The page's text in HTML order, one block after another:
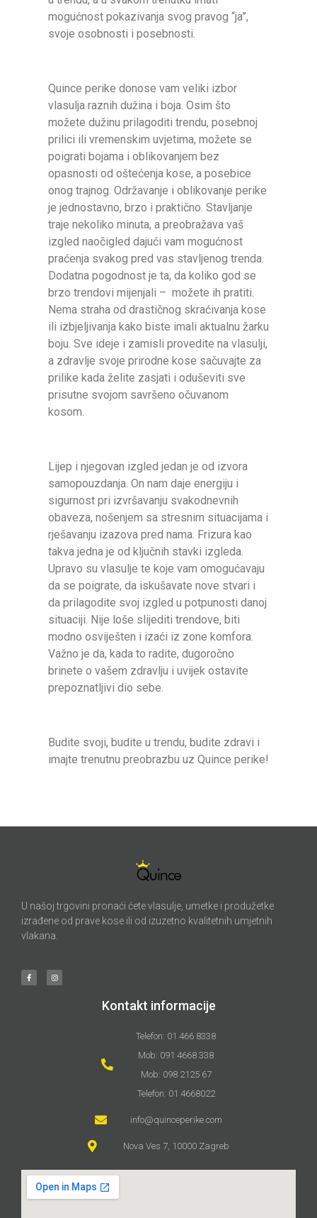
mogućnost pokazivanja svog pravog “ja”,
svoje osobnosti i posebnosti.
Quince perike donose vam veliki izbor
vlasulja raznih dužina i boja. Osim što
možete dužinu prilagoditi trendu, posebnoj
prilici ili vremenskim uvjetima, možete se
poigrati bojama i oblikovanjem bez
opasnosti od oštećenja kose, a posebice
onog trajnog. Održavanje i oblikovanje perike
je jednostavno, brzo i praktično. Stavljanje
traje nekoliko minuta, a preobražava vaš
izgled naočigled dajući vam mogućnost
praćenja svakog pred vas stavljenog trenda.
Dodatna pogodnost je ta, da koliko god se
brzo trendovi mijenjali – možete ih pratiti.
Nema straha od drastičnog skraćivanja kose
ili izbjeljivanja kako biste imali aktualnu žarku
boju. Sve ideje i zamisli provedite na vlasulji,
a zdravlje svoje prirodne kose sačuvajte za
prilike kada želite zasjati i oduševiti sve
prisutne svojom savršeno očuvanom
kosom.
Lijep i njegovan izgled jedan je od izvora
samopouzdanja. On nam daje energiju i
sigurnost pri izvršavanju svakodnevnih
obaveza, nošenjem sa stresnim situacijama i
rješavanju izazova pred nama. Frizura kao
takva jedna je od ključnih stavki izgleda.
Upravo su vlasulje te koje vam omogućavaju
da se poigrate, da iskušavate nove stvari i
da prilagodite svoj izgled u potpunosti danoj
situaciji. Nije loše slijediti trendove, biti
modno osviješten i izaći iz zone komfora.
Važno je da, kada to radite, dugoročno
brinete o vašem zdravlju i uvijek ostavite
prepoznatljivi dio sebe.
Budite svoji, budite u trendu, budite zdravi i
imajte trenutnu preobrazbu uz Quince perike!
U našoj trgovini pronaći ćete vlasulje, umetke i produžetke
izrađene od prave kose ili od izuzetno kvalitetnih umjetnih
vlakana.
Kontakt informacije
Telefon: 01 466 8338
Mob: 091 4668 338
Mob: 098 2125 67
Telefon: 01 4668022
info@quinceperike.com
Nova Ves 7, 10000 Zagreb